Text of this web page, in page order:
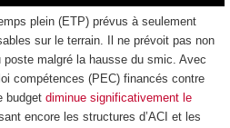
plein (ETP) prévus à seulement
sur le terrain. Il ne prévoit pas non
poste malgré la hausse du smic. Avec
compétences (PEC) financés contre
budget diminue significativement le
encore les structures d’ACI et les